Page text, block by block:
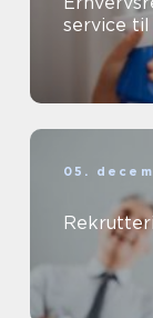
service
05.